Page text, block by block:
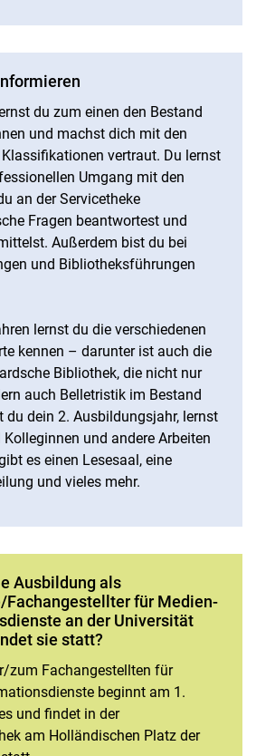
du zum einen den Bestand
und machst dich mit den
vertraut. Du lernst
Umgang mit den
an der Servicetheke
Fragen beantwortest und
Außerdem bist du bei
und Bibliotheksführungen
lernst du die verschiedenen
kennen – darunter ist auch die
Bibliothek, die nicht nur
auch Belletristik im Bestand
du dein 2. Ausbildungsjahr, lernst
und andere Arbeiten
es einen Lesesaal, eine
und vieles mehr.
Ausbildung als
Fachangestellter für Medien-
an der Universität
sie statt?
zum Fachangestellten für
beginnt am 1.
und findet in der
am Holländischen Platz der